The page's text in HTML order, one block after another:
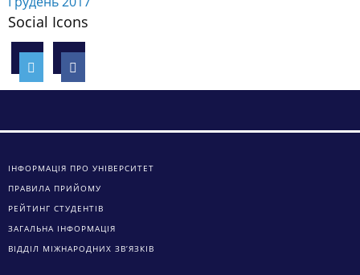
Social Icons
ІНФОРМАЦІЯ ПРО УНІВЕРСИТЕТ
ПРАВИЛА ПРИЙОМУ
РЕЙТИНГ СТУДЕНТІВ
ЗАГАЛЬНА ІНФОРМАЦІЯ
ВІДДІЛ МІЖНАРОДНИХ ЗВ’ЯЗКІВ